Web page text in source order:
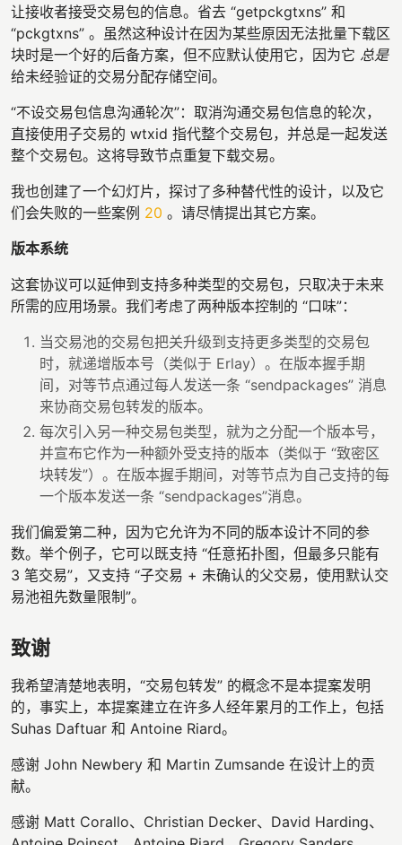
让接收者接受交易包的信息。省去 “getpckgtxns” 和
“pckgtxns” 。虽然这种设计在因为某些原因无法批量下载区
块时是一个好的后备方案，但不应默认使用它，因为它 总是
给未经验证的交易分配存储空间。
“不设交易包信息沟通轮次”：取消沟通交易包信息的轮次，
直接使用子交易的 wtxid 指代整个交易包，并总是一起发送
整个交易包。这将导致节点重复下载交易。
我也创建了一个幻灯片，探讨了多种替代性的设计，以及它
们会失败的一些案例 20 。请尽情提出其它方案。
版本系统
这套协议可以延伸到支持多种类型的交易包，只取决于未来
所需的应用场景。我们考虑了两种版本控制的 “口味”：
当交易池的交易包把关升级到支持更多类型的交易包
时，就递增版本号（类似于 Erlay）。在版本握手期
间，对等节点通过每人发送一条 “sendpackages” 消息
来协商交易包转发的版本。
每次引入另一种交易包类型，就为之分配一个版本号，
并宣布它作为一种额外受支持的版本（类似于 “致密区
块转发”）。在版本握手期间，对等节点为自己支持的每
一个版本发送一条 “sendpackages”消息。
我们偏爱第二种，因为它允许为不同的版本设计不同的参
数。举个例子，它可以既支持 “任意拓扑图，但最多只能有
3 笔交易”，又支持 “子交易 + 未确认的父交易，使用默认交
易池祖先数量限制”。
致谢
我希望清楚地表明，“交易包转发” 的概念不是本提案发明
的，事实上，本提案建立在许多人经年累月的工作上，包括
Suhas Daftuar 和 Antoine Riard。
感谢 John Newbery 和 Martin Zumsande 在设计上的贡
献。
感谢 Matt Corallo、Christian Decker、David Harding、